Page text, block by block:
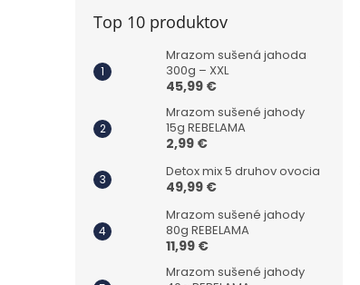
Top 10 produktov
Mrazom sušená jahoda
300g – XXL
45,99 €
Mrazom sušené jahody
15g REBELAMA
2,99 €
Detox mix 5 druhov ovocia
49,99 €
Mrazom sušené jahody
80g REBELAMA
11,99 €
Mrazom sušené jahody